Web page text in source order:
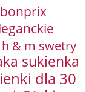
bonprix
h & m swetry
sukienka
dla 30